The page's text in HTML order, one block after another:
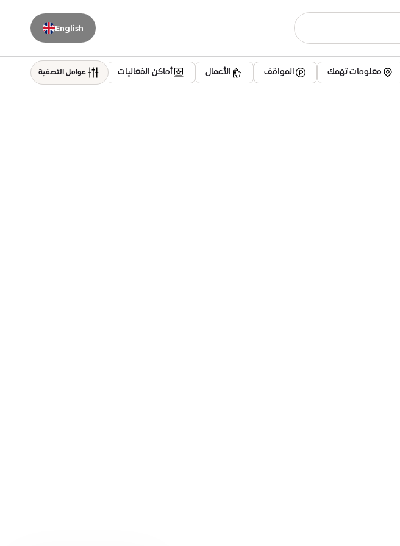
English
معلومات تهمك المواقف الأعمال أماكن الفعاليات سكني
عوامل التصفية